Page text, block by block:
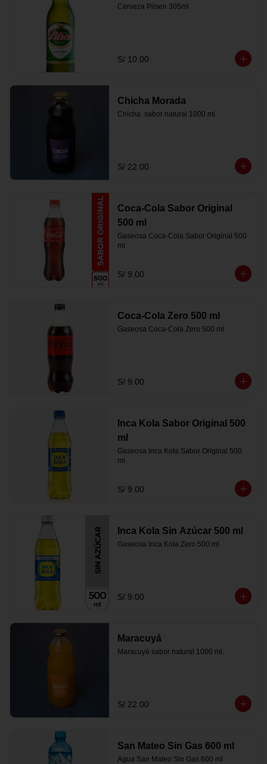
Cerveza Pilsen 305ml
S/ 10.00
Chicha Morada
Chicha  sabor natural 1000 ml.
S/ 22.00
Coca-Cola Sabor Original
500 ml
Gaseosa Coca-Cola Sabor Original 500
ml
S/ 9.00
Coca-Cola Zero 500 ml
Gaseosa Coca-Cola Zero 500 ml
S/ 9.00
Inca Kola Sabor Original 500
ml
Gaseosa Inca Kola Sabor Original 500
ml
S/ 9.00
Inca Kola Sin Azúcar 500 ml
Gaseosa Inca Kola Zero 500 ml
S/ 9.00
Maracuyá
Maracuyá sabor natural 1000 ml.
S/ 22.00
San Mateo Sin Gas 600 ml
Agua San Mateo Sin Gas 600 ml